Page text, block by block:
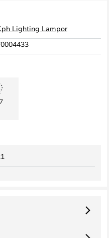
Lighting Lampor